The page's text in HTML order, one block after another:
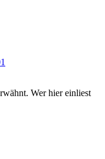
Wer hier einliest